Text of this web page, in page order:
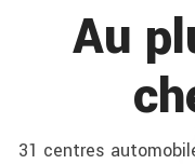
Au
31 centres